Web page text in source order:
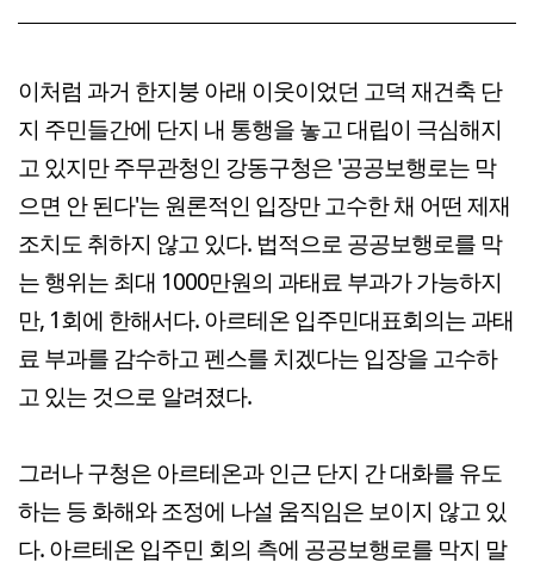
이처럼 과거 한지붕 아래 이웃이었던 고덕 재건축 단
지 주민들간에 단지 내 통행을 놓고 대립이 극심해지
고 있지만 주무관청인 강동구청은 '공공보행로는 막
으면 안 된다'는 원론적인 입장만 고수한 채 어떤 제재
조치도 취하지 않고 있다. 법적으로 공공보행로를 막
는 행위는 최대 1000만원의 과태료 부과가 가능하지
만, 1회에 한해서다. 아르테온 입주민대표회의는 과태
료 부과를 감수하고 펜스를 치겠다는 입장을 고수하
고 있는 것으로 알려졌다.
그러나 구청은 아르테온과 인근 단지 간 대화를 유도
하는 등 화해와 조정에 나설 움직임은 보이지 않고 있
다. 아르테온 입주민 회의 측에 공공보행로를 막지 말